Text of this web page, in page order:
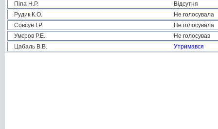
Піпа Н.Р.
Відсутня
Рудик К.О.
Не голосувала
Совсун І.Р.
Не голосувала
Умєров Р.Е.
Не голосував
Цабаль В.В.
Утримався